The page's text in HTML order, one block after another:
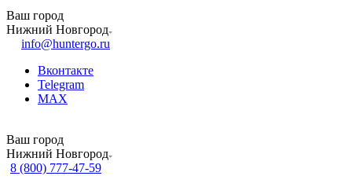
Ваш город
Нижний Новгород
info@huntergo.ru
Вконтакте
Telegram
MAX
Ваш город
Нижний Новгород
8 (800) 777-47-59